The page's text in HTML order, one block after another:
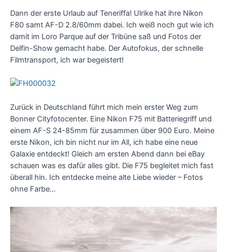
Dann der erste Urlaub auf Teneriffa! Ulrike hat ihre Nikon
F80 samt AF-D 2.8/60mm dabei. Ich weiß noch gut wie ich
damit im Loro Parque auf der Tribüne saß und Fotos der
Delfin-Show gemacht habe. Der Autofokus, der schnelle
Filmtransport, ich war begeistert!
Zurück in Deutschland führt mich mein erster Weg zum
Bonner Cityfotocenter. Eine Nikon F75 mit Batteriegriff und
einem AF-S 24-85mm für zusammen über 900 Euro. Meine
erste Nikon, ich bin nicht nur im All, ich habe eine neue
Galaxie entdeckt! Gleich am ersten Abend dann bei eBay
schauen was es dafür alles gibt. Die F75 begleitet mich fast
überall hin. Ich entdecke meine alte Liebe wieder – Fotos
ohne Farbe…